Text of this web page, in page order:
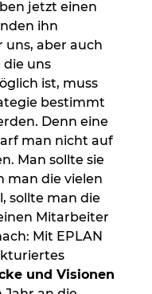
jetzt einen
ihn
uns, aber auch
uns
ist, muss
bestimmt
Denn eine
man nicht auf
Man sollte sie
man die vielen
sollte man die
Mitarbeiter
Mit EPLAN
und Visionen